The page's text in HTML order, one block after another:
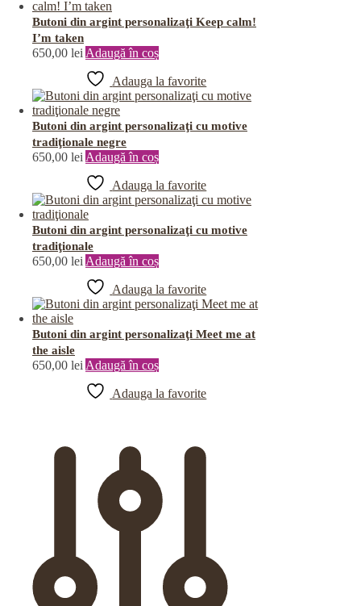
Butoni din argint personalizaţi Keep calm!
I’m taken
650,00 lei Adaugă în coș
Adauga la favorite
Butoni din argint personalizaţi cu motive
tradiţionale negre
650,00 lei Adaugă în coș
Adauga la favorite
Butoni din argint personalizaţi cu motive
tradiţionale
650,00 lei Adaugă în coș
Adauga la favorite
Butoni din argint personalizaţi Meet me at
the aisle
650,00 lei Adaugă în coș
Adauga la favorite